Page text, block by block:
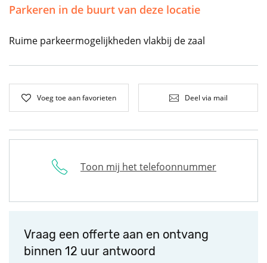
Parkeren in de buurt van deze locatie
Ruime parkeermogelijkheden vlakbij de zaal
Voeg toe aan favorieten Deel via mail
Toon mij het telefoonnummer
Vraag een offerte aan en ontvang
binnen 12 uur antwoord